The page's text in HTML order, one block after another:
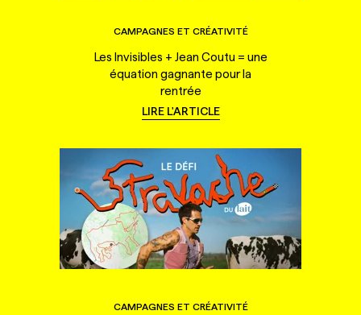
CAMPAGNES ET CRÉATIVITÉ
Les Invisibles + Jean Coutu = une
équation gagnante pour la
rentrée
LIRE L'ARTICLE
CAMPAGNES ET CRÉATIVITÉ